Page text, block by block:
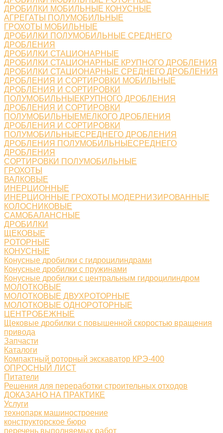
ДРОБИЛКИ МОБИЛЬНЫЕ КОНУСНЫЕ
АГРЕГАТЫ ПОЛУМОБИЛЬНЫЕ
ГРОХОТЫ МОБИЛЬНЫЕ
ДРОБИЛКИ ПОЛУМОБИЛЬНЫЕ СРЕДНЕГО
ДРОБЛЕНИЯ
ДРОБИЛКИ СТАЦИОНАРНЫЕ
ДРОБИЛКИ СТАЦИОНАРНЫЕ КРУПНОГО ДРОБЛЕНИЯ
ДРОБИЛКИ СТАЦИОНАРНЫЕ СРЕДНЕГО ДРОБЛЕНИЯ
ДРОБЛЕНИЯ И СОРТИРОВКИ МОБИЛЬНЫЕ
ДРОБЛЕНИЯ И СОРТИРОВКИ
ПОЛУМОБИЛЬНЫЕКРУПНОГО ДРОБЛЕНИЯ
ДРОБЛЕНИЯ И СОРТИРОВКИ
ПОЛУМОБИЛЬНЫЕМЕЛКОГО ДРОБЛЕНИЯ
ДРОБЛЕНИЯ И СОРТИРОВКИ
ПОЛУМОБИЛЬНЫЕСРЕДНЕГО ДРОБЛЕНИЯ
ДРОБЛЕНИЯ ПОЛУМОБИЛЬНЫЕСРЕДНЕГО
ДРОБЛЕНИЯ
СОРТИРОВКИ ПОЛУМОБИЛЬНЫЕ
ГРОХОТЫ
ВАЛКОВЫЕ
ИНЕРЦИОННЫЕ
ИНЕРЦИОННЫЕ ГРОХОТЫ МОДЕРНИЗИРОВАННЫЕ
КОЛОСНИКОВЫЕ
САМОБАЛАНСНЫЕ
ДРОБИЛКИ
ЩЕКОВЫЕ
РОТОРНЫЕ
КОНУСНЫЕ
Конусные дробилки с гидроцилиндрами
Конусные дробилки с пружинами
Конусные дробилки с центральным гидроцилиндром
МОЛОТКОВЫЕ
МОЛОТКОВЫЕ ДВУХРОТОРНЫЕ
МОЛОТКОВЫЕ ОДНОРОТОРНЫЕ
ЦЕНТРОБЕЖНЫЕ
Щековые дробилки с повышенной скоростью вращения
привода
Запчасти
Каталоги
Компактный роторный экскаватор КРЭ-400
ОПРОСНЫЙ ЛИСТ
Питатели
Решения для переработки строительных отходов
ДОКАЗАНО НА ПРАКТИКЕ
Услуги
технопарк машиностроение
конструкторское бюро
перечень выполняемых работ